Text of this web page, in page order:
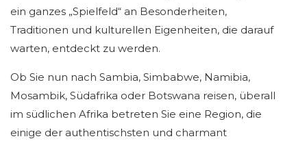
ein ganzes „Spielfeld“ an Besonderheiten,
Traditionen und kulturellen Eigenheiten, die darauf
warten, entdeckt zu werden.
Ob Sie nun nach Sambia, Simbabwe, Namibia,
Mosambik, Südafrika oder Botswana reisen, überall
im südlichen Afrika betreten Sie eine Region, die
einige der authentischsten und charmant